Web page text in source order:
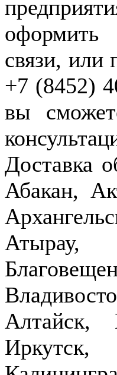
оформить
связи, или
+7 (8452)
вы
Доставка
Абакан,
Атырау,
Алтайск,